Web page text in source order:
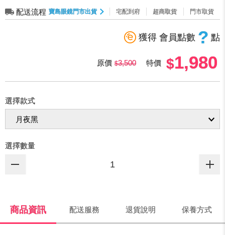
配送流程 寶島眼鏡門市出貨 宅配到府 超商取貨 門市取貨
獲得 會員點數 ? 點
原價 3,500 特價 1,980
選擇款式
選擇數量
商品資訊 配送服務 退貨說明 保養方式